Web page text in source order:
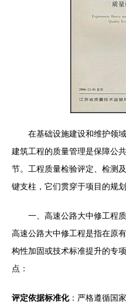
在基础设施建设和维护领
建筑工程的质量管理是保障公
节。工程质量检验评定、检测
键支柱，它们贯穿于项目的规
一、高速公路大中修工程
高速公路大中修工程是指在原
构性加固或技术标准提升的专
点：
评定依据标准化：严格遵循国